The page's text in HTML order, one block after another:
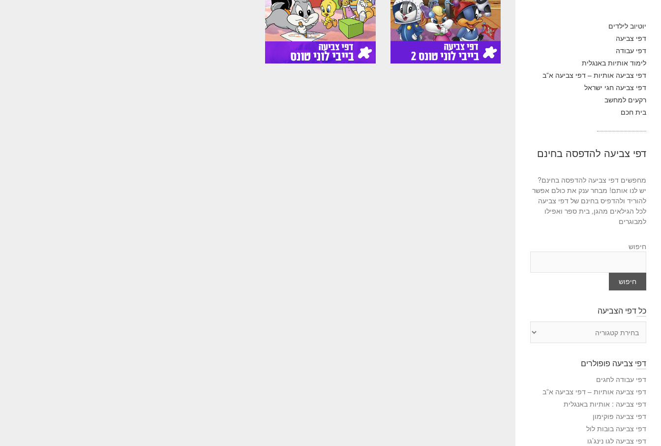
יוטיוב לילדים
דפי צביעה
דפי עבודה
לימוד אותיות באנגלית
דפי צביעה אותיות – דפי צביעה א”ב
דפי צביעה חגי ישראל
רקעים למחשב
בית חכם
דפי צביעה להדפסה בחינם
מחפשים דפי צביעה להדפסה בחינם?
יש לנו אותם! מבחר ענק את כולם אפשר
להוריד ולהדפיס בחינם של דפי צביעה
לכל הגילאים מהגן, בית ספר ואפילו
למבוגרים
חיפוש
חיפוש
כל דפי הצביעה
י
ה
צ
י
ע
ה
דפי צביעה פופולרים
דפי עבודה לחגים
דפי צביעה אותיות – דפי צביעה א”ב
דפי צביעה : אותיות באנגלית
דפי צביעה פוקימון
דפי צביעה בובות לול
דפי צביעה לגו נינג’גו